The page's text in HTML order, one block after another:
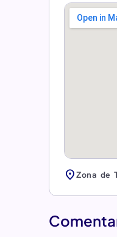
location_onZona de